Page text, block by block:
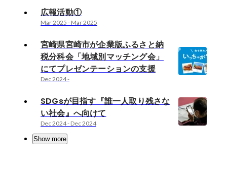
広報活動①
Mar 2025 - Mar 2025
宮崎県宮崎市が企業版ふるさと納
税分科会「地域別マッチング会」
にてプレゼンテーションの支援
Dec 2024-
SDGsが目指す『誰一人取り残さな
い社会』へ向けて
Dec 2024- Dec 2024
Show more